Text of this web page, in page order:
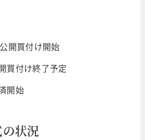
開買付け開始
買付け終了予定
開始
状況